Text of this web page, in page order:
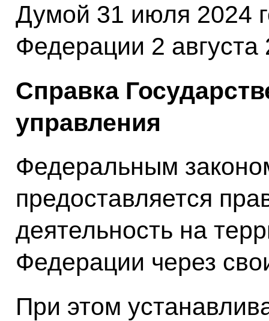
Думой 31 июля 2024
Федерации 2 августа
Справка
управления
Федеральным
предоставляется
деятельность на
Федерации через
При этом